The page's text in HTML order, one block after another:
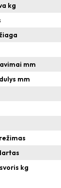
kg
mm
mm
kg